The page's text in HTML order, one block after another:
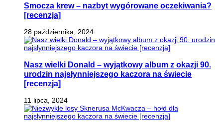
Smocza krew – nazbyt wygórowane oczekiwania?
[recenzja]
28 października, 2024
Nasz wielki Donald – wyjątkowy album z okazji 90.
urodzin najsłynniejszego kaczora na świecie
[recenzja]
11 lipca, 2024